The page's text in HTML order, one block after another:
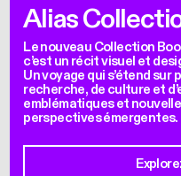
Alias
Le nouveau Collection
c’est un récit visuel et
Un voyage qui s’étend
recherche, de culture et
emblématiques et
perspectives émergentes.